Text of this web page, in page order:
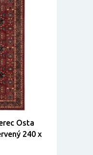
Osta
240 x